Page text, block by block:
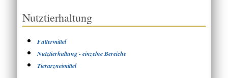
Nutztierhaltung
Futtermittel
Nutztierhaltung - einzelne Bereiche
Tierarzneimittel